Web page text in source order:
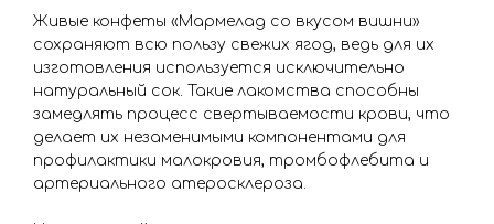
Живые конфеты «Мармелад со вкусом вишни»
сохраняют всю пользу свежих ягод, ведь для их
изготовления используется исключительно
натуральный сок. Такие лакомства способны
замедлять процесс свертываемости крови, что
делает их незаменимыми компонентами для
профилактики малокровия, тромбофлебита и
артериального атеросклероза.